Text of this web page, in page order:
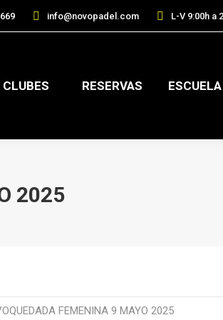
info@novopadel.com L-V 9:00h a
CLUBES RESERVAS ESCUELA
2025
FEMENINA 9 MAYO 2025